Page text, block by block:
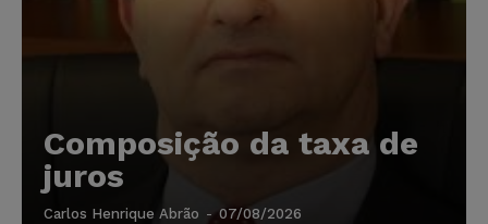
Composição da taxa de
juros
Carlos Henrique Abrão - 07/08/2026